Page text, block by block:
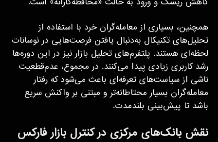
همچنین، بسیاری از معامله‌گران خرد با استفاده از
تحلیل‌های تکنیکال به‌دنبال یافتن فرصت‌هایی در نوسانات
لحظه‌ای هستند. پلتفرم‌های تحلیل بازار نیز در این دوره‌ها
رشد کاربری زیادی پیدا می‌کنند. در مجموع، عدم‌قطعیت
ناشی از سیاست‌های تعرفه‌ای باعث می‌شود که رفتار
معامله‌گران بسیار محتاطانه‌تر و مبتنی بر واکنش سریع
باشد تا پیش‌بینی بلندمدت.
نقش بانک‌های مرکزی در کنترل بازار فارکس